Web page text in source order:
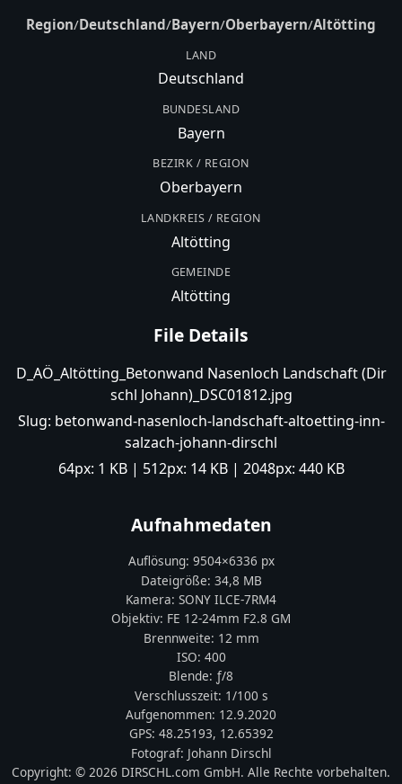
Region/Deutschland/Bayern/Oberbayern/Altötting
LAND
Deutschland
BUNDESLAND
Bayern
BEZIRK / REGION
Oberbayern
LANDKREIS / REGION
Altötting
GEMEINDE
Altötting
File Details
D_AÖ_Altötting_Betonwand Nasenloch Landschaft (Dir
schl Johann)_DSC01812.jpg
Slug: betonwand-nasenloch-landschaft-altoetting-inn-
salzach-johann-dirschl
64px: 1 KB| 512px: 14 KB| 2048px: 440 KB
Aufnahmedaten
Auflösung: 9504×6336 px
Dateigröße: 34,8 MB
Kamera: SONY ILCE-7RM4
Objektiv: FE 12-24mm F2.8 GM
Brennweite: 12 mm
ISO: 400
Blende: ƒ/8
Verschlusszeit: 1/100 s
Aufgenommen: 12.9.2020
GPS: 48.25193, 12.65392
Fotograf: Johann Dirschl
Copyright: © 2026 DIRSCHL.com GmbH. Alle Rechte vorbehalten.